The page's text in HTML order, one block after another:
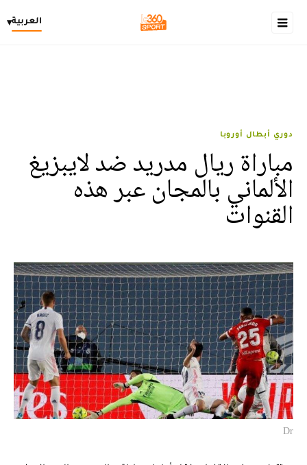
العربية▾
دوري أبطال أوروبا
مباراة ريال مدريد ضد لايبزيغ
الألماني بالمجان عبر هذه
القنوات
Dr